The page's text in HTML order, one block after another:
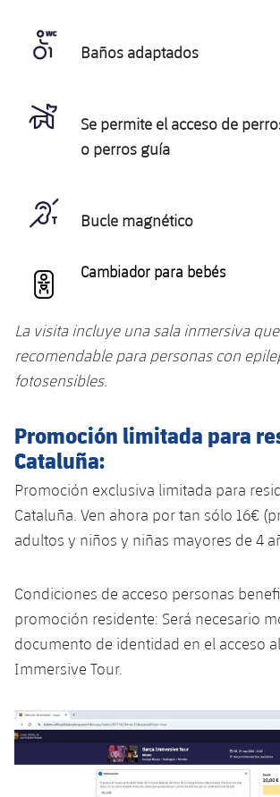
Baños adaptados
Se permite el acceso de
o perros guía
Bucle magnético
Cambiador para bebés
La visita incluye una sala inmersiva
recomendable para personas con
fotosensibles.
Promoción limitada para
Cataluña:
Promoción exclusiva limitada para
Cataluña. Ven ahora por tan sólo 16€
adultos y niños y niñas mayores de 4
Condiciones de acceso personas
promoción residente: Será necesario
documento de identidad en el acceso
Immersive Tour.
Anterior
label.aria.chevronleft